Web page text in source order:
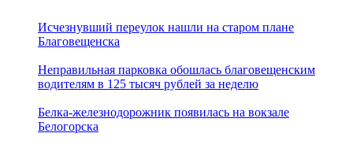
Исчезнувший переулок нашли на старом плане
Благовещенска
Неправильная парковка обошлась благовещенским
водителям в 125 тысяч рублей за неделю
Белка-железнодорожник появилась на вокзале
Белогорска